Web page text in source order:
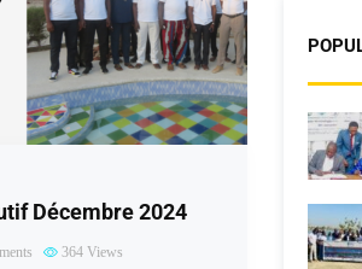
Décembre 2024
364 Views